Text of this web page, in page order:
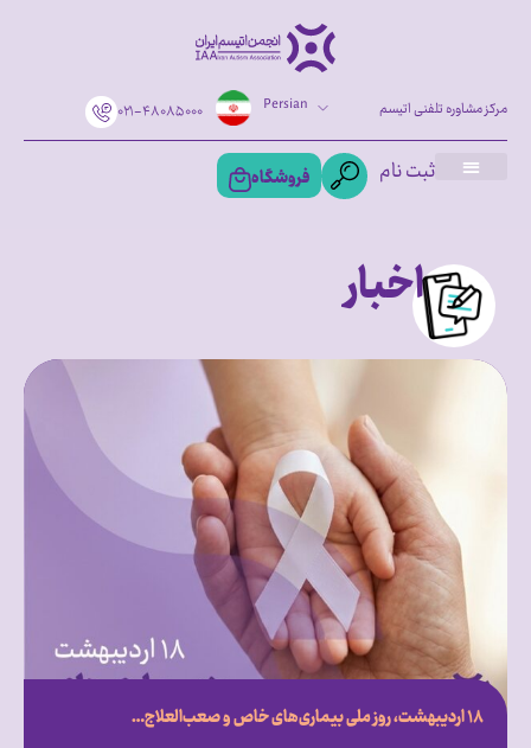
۰۲۱-۴۸۰۸۵۰۰۰ Persian مرکز مشاوره تلفنی اتیسم
ثبت نام فروشگاه
اخبار
۱۸ اردیبهشت، روز ملی بیماری‌‎های خاص و صعب‌‎العلاج: از فرهنگ‌‎سازی تا قانون‌‎گذاری